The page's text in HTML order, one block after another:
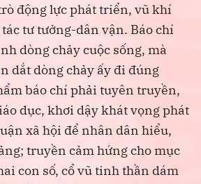
động lực phát triển, vũ khí
tư tưởng-dân vận. Báo chí
dòng chảy cuộc sống, mà
dắt dòng chảy ấy đi đúng
báo chí phải tuyên truyền,
dục, khơi dậy khát vọng phát
xã hội để nhân dân hiểu,
truyền cảm hứng cho mục
con số, cổ vũ tinh thần dám